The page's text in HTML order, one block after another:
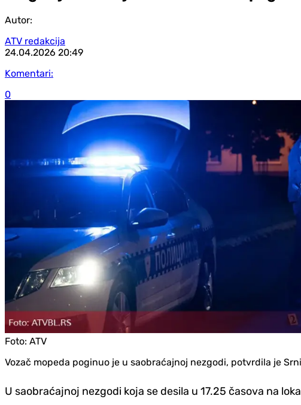
Autor:
ATV redakcija
24.04.2026 20:49
Komentari:
0
Foto: ATV
Vozač mopeda poginuo je u saobraćajnoj nezgodi, potvrdila je
U saobraćajnoj nezgodi koja se desila u 17.25 časova na